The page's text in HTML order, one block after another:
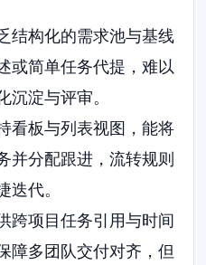
结构化的需求池与基线
或简单任务代提，难以
沉淀与评审。
看板与列表视图，能将
并分配跟进，流转规则
迭代。
跨项目任务引用与时间
障多团队交付对齐，但